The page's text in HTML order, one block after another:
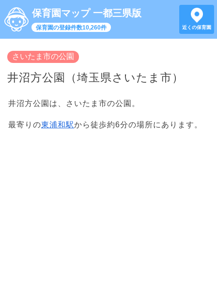
保育園マップ 一都三県版
保育園の登録件数10,260件 近くの保育園
さいたま市の公園
井沼方公園（埼玉県さいたま市）
井沼方公園は、さいたま市の公園。
最寄りの東浦和駅から徒歩約6分の場所にあります。